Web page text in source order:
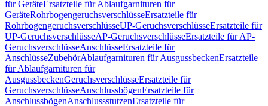
für GeräteErsatzteile für Ablaufgarnituren für
GeräteRohrbogengeruchsverschlüsseErsatzteile für
RohrbogengeruchsverschlüsseUP-GeruchsverschlüsseErsatzteile für
UP-GeruchsverschlüsseAP-GeruchsverschlüsseErsatzteile für AP-
GeruchsverschlüsseAnschlüsseErsatzteile für
AnschlüsseZubehörAblaufgarnituren für AusgussbeckenErsatzteile
für Ablaufgarnituren für
AusgussbeckenGeruchsverschlüsseErsatzteile für
GeruchsverschlüsseAnschlussbögenErsatzteile für
AnschlussbögenAnschlussstutzenErsatzteile für